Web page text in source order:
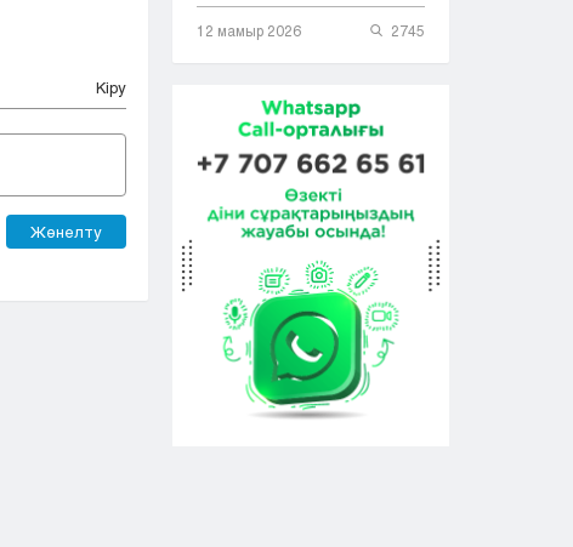
Кіру
Жөнелту
12 мамыр 2026 2745